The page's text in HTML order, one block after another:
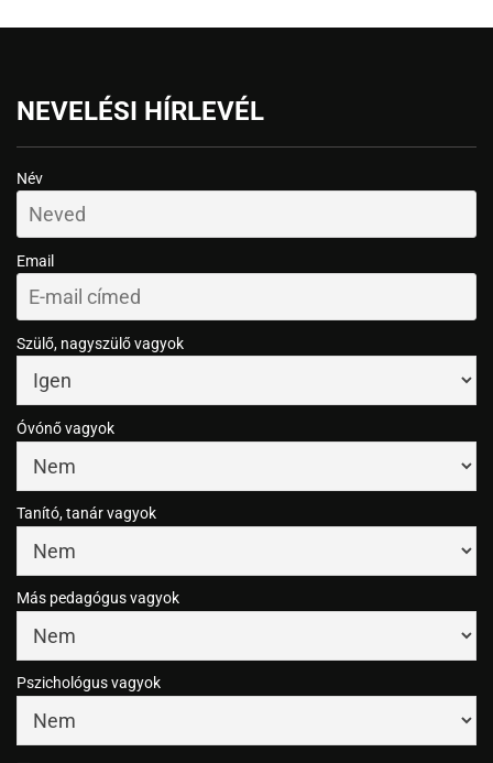
NEVELÉSI HÍRLEVÉL
Név
Email
Szülő, nagyszülő vagyok
Óvónő vagyok
Tanító, tanár vagyok
Más pedagógus vagyok
Pszichológus vagyok